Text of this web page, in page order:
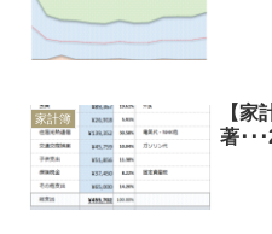
家計簿
【家
著･･